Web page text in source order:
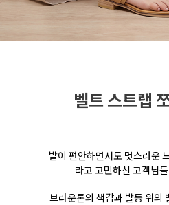
벨트 스트랩
발이 편안하면서도 멋스러운
라고 고민하신 고객님
브라운톤의 색감과 발등 위의